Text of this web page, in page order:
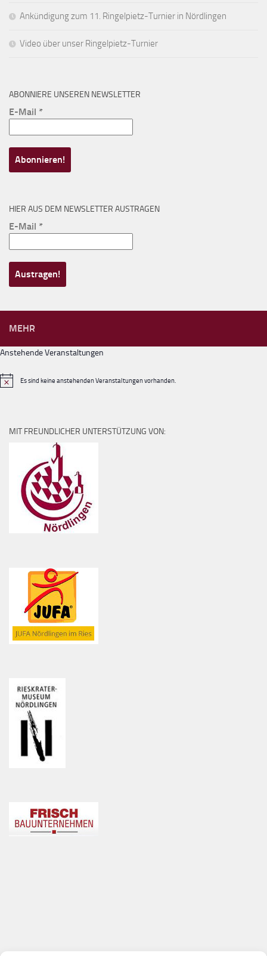
Ankündigung zum 11. Ringelpietz-Turnier in Nördlingen
Video über unser Ringelpietz-Turnier
ABONNIERE UNSEREN NEWSLETTER
E-Mail *
HIER AUS DEM NEWSLETTER AUSTRAGEN
E-Mail *
MEHR
Anstehende Veranstaltungen
Hinweis Es sind keine anstehenden Veranstaltungen vorhanden.
MIT FREUNDLICHER UNTERSTÜTZUNG VON: